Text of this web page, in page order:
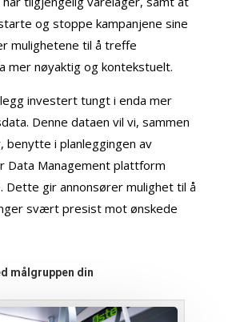
og stoppe kampanjene sine
mulighetene til å treffe
mer nøyaktig og kontekstuelt.
investert tungt i enda mer
Denne dataen vil vi, sammen
benytte i planleggingen av
Data Management plattform
Dette gir annonsører mulighet til å
svært presist mot ønskede
målgruppen din